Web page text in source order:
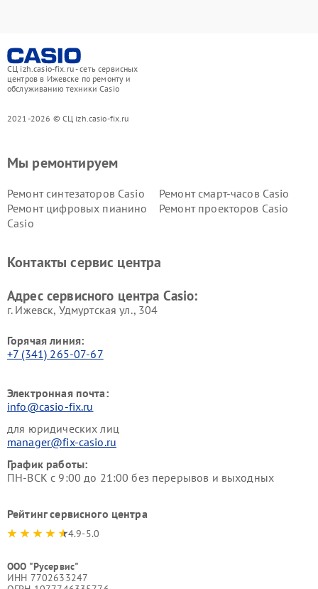
СЦ izh.casio-fix.ru - сеть сервисных
центров в Ижевске по ремонту и
обслуживанию техники Casio
2021-2026 © СЦ izh.casio-fix.ru
Мы ремонтируем
Ремонт синтезаторов Casio
Ремонт смарт-часов Casio
Ремонт цифровых пианино
Casio
Ремонт проекторов Casio
Контакты сервис центра
Адрес сервисного центра Casio:
г. Ижевск, Удмуртская ул., 304
Горячая линия:
+7 (341) 265-07-67
Электронная почта:
info@casio-fix.ru
для юридических лиц
manager@fix-casio.ru
График работы:
ПН-ВСК с 9:00 до 21:00 без перерывов и выходных
Рейтинг сервисного центра
4.9-5.0
ООО "Русервис"
ИНН 7702633247